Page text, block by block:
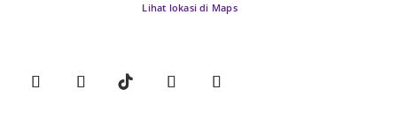
Lihat lokasi di Maps